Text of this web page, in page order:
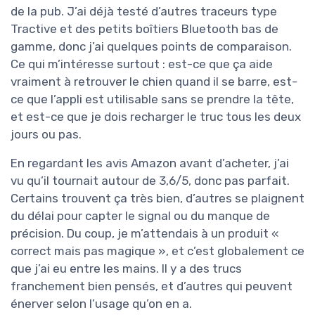
de la pub. J’ai déjà testé d’autres traceurs type
Tractive et des petits boîtiers Bluetooth bas de
gamme, donc j’ai quelques points de comparaison.
Ce qui m’intéresse surtout : est-ce que ça aide
vraiment à retrouver le chien quand il se barre, est-
ce que l’appli est utilisable sans se prendre la tête,
et est-ce que je dois recharger le truc tous les deux
jours ou pas.
En regardant les avis Amazon avant d’acheter, j’ai
vu qu’il tournait autour de 3,6/5, donc pas parfait.
Certains trouvent ça très bien, d’autres se plaignent
du délai pour capter le signal ou du manque de
précision. Du coup, je m’attendais à un produit «
correct mais pas magique », et c’est globalement ce
que j’ai eu entre les mains. Il y a des trucs
franchement bien pensés, et d’autres qui peuvent
énerver selon l’usage qu’on en a.